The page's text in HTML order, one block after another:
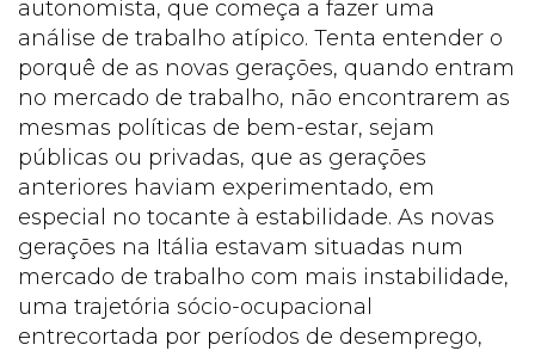
autonomista, que começa a fazer uma
análise de trabalho atípico. Tenta entender o
porquê de as novas gerações, quando entram
no mercado de trabalho, não encontrarem as
mesmas políticas de bem-estar, sejam
públicas ou privadas, que as gerações
anteriores haviam experimentado, em
especial no tocante à estabilidade. As novas
gerações na Itália estavam situadas num
mercado de trabalho com mais instabilidade,
uma trajetória sócio-ocupacional
entrecortada por períodos de desemprego,